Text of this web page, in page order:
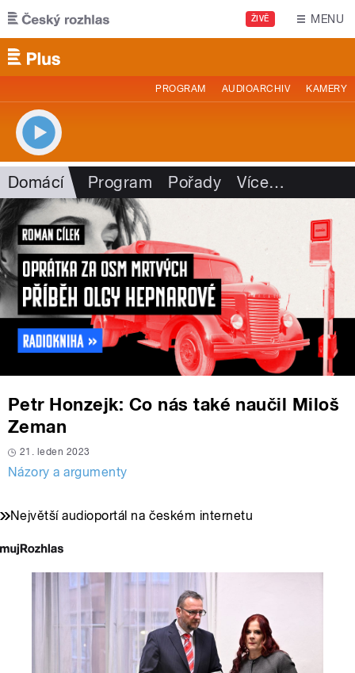
Přejít k hlavnímu obsahu
ŽIVĚ MENU
PROGRAM AUDIOARCHIV KAMERY
Domácí Program Pořady Více…
Petr Honzejk: Co nás také naučil Miloš
Zeman
21. leden 2023
Názory a argumenty
Největší audioportál na českém internetu